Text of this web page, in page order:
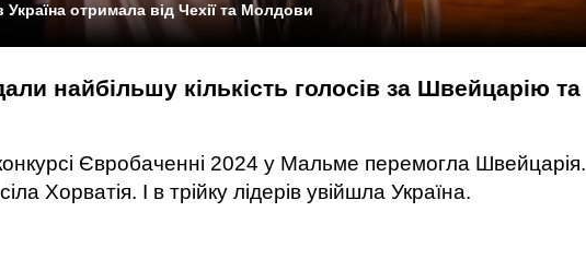
Україна отримала від Чехії та Молдови
найбільшу кількість голосів за Швейцарію та
Євробаченні 2024 у Мальме перемогла Швейцарія.
Хорватія. І в трійку лідерів увійшла Україна.